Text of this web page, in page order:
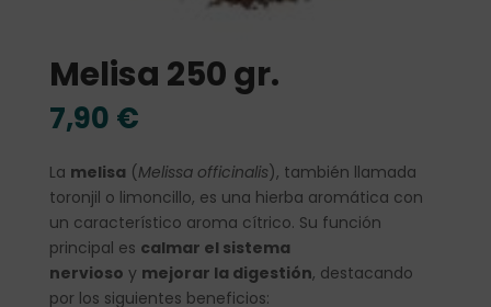
Melisa 250 gr.
7,90 €
La melisa (Melissa officinalis), también llamada
toronjil o limoncillo, es una hierba aromática con
un característico aroma cítrico. Su función
principal es calmar el sistema
nervioso y mejorar la digestión, destacando
por los siguientes beneficios: